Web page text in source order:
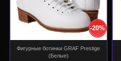
-20%
Фигурные ботинки GRAF Prestige
(Белые)